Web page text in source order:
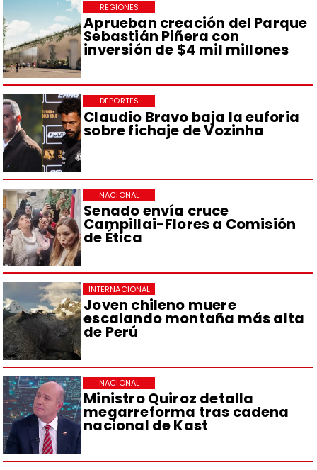
Aprueban creación del Parque
Sebastián Piñera con
inversión de $4 mil millones
REGIONES
Claudio Bravo baja la euforia
sobre fichaje de Vozinha
DEPORTES
Senado envía cruce
Campillai-Flores a Comisión
de Ética
NACIONAL
Joven chileno muere
escalando montaña más alta
de Perú
INTERNACIONAL
Ministro Quiroz detalla
megarreforma tras cadena
nacional de Kast
NACIONAL